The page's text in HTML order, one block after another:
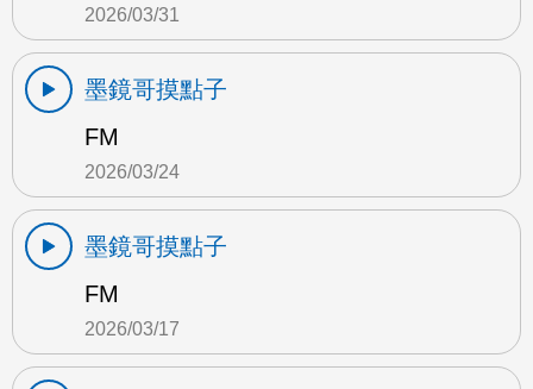
2026/03/31
墨鏡哥摸點子
FM
2026/03/24
墨鏡哥摸點子
FM
2026/03/17